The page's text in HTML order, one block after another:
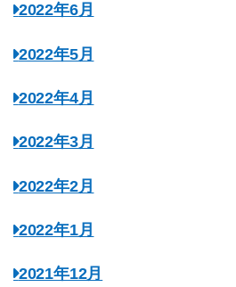
2022年6月
2022年5月
2022年4月
2022年3月
2022年2月
2022年1月
2021年12月